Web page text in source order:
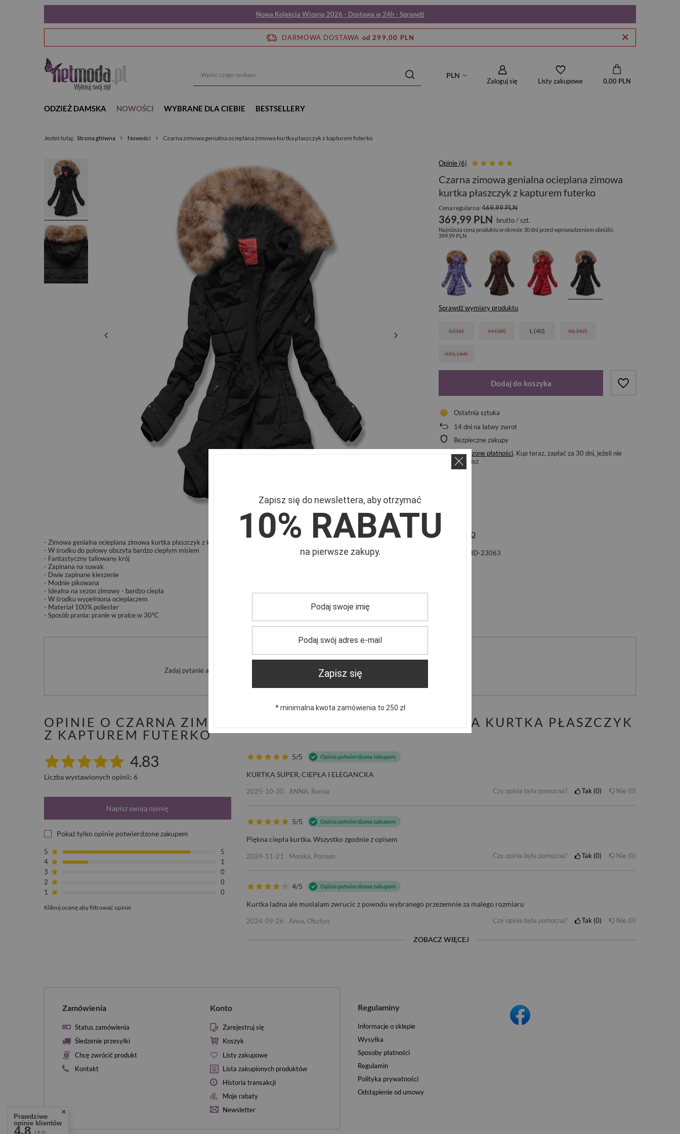
Nowa Kolekcja Wiosna 2026 - Dostawa w 24h - Sprawdź
DARMOWA DOSTAWA od 299,00 PLN
PLN
Zaloguj się Listy zakupowe 0,00 PLN
ODZIEŻ DAMSKA NOWOŚCI WYBRANE DLA CIEBIE BESTSELLERY
Jesteś tutaj: Strona główna Nowości Czarna zimowa genialna ocieplana zimowa kurtka płaszczyk z kapturem futerko
Opinie (6)
Czarna zimowa genialna ocieplana zimowa
kurtka płaszczyk z kapturem futerko
Cena regularna:469,99 PLN
369,99 PLN brutto/szt.
Najniższa cena produktu w okresie 30 dni przed wprowadzeniem obniżki:
399,99 PLN
Sprawdź wymiary produktu
S (36) M (38) L (40) XL (42)
XXL (44)
Dodaj do koszyka
Ostatnia sztuka
14dni na łatwy zwrot
Bezpieczne zakupy
Odroczone płatności. Kup teraz, zapłać za 30 dni, jeżeli nie
zwrócisz
- Zimowa genialna ocieplana zimowa kurtka płaszczyk z kapturem futerko
- W środku do połowy obszyta bardzo ciepłym misiem
- Fantastyczny taliowany krój
- Zapinana na suwak
- Dwie zapinane kieszenie
- Modnie pikowana
- Idealna na sezon zimowy - bardzo ciepła
- W środku wypełniona ocieplaczem
- Materiał 100% poliester
- Sposób prania: pranie w pralce w 30°C
Marka LHD
LHD-23063
Potrzebujesz pomocy? Masz pytania?
Zadaj pytanie a my odpowiemy niezwłocznie, najciekawsze pytania i odpowiedzi
publikując dla innych.
OPINIE O CZARNA ZIMOWA GENIALNA OCIEPLANA ZIMOWA KURTKA PŁASZCZYK
Z KAPTUREM FUTERKO
4.83
Liczba wystawionych opinii: 6
Napisz swoją opinię
Pokaż tylko opinie potwierdzone zakupem
5
5
4
1
3
0
2
0
1
0
Kliknij ocenę aby filtrować opinie
5/5 Opinia potwierdzona zakupem
KURTKA SUPER, CIEPŁA I ELEGANCKA
2025-10-30 ANNA, Rumia Czy opinia była pomocna? Tak 0 Nie 0
5/5 Opinia potwierdzona zakupem
Piękna ciepła kurtka. Wszystko zgodnie z opisem
2024-11-21 Monika, Poznan Czy opinia była pomocna? Tak 0 Nie 0
4/5 Opinia potwierdzona zakupem
Kurtka ladna ale musialam zwrucic z powodu wybranego przezemnie za malego rozmiaru
2024-09-26 Anna, Olsztyn Czy opinia była pomocna? Tak 0 Nie 0
ZOBACZ WIĘCEJ
Zamówienia
Status zamówienia
Śledzenie przesyłki
Chcę zwrócić produkt
Kontakt
Konto
Zarejestruj się
Koszyk
Listy zakupowe
Lista zakupionych produktów
Historia transakcji
Moje rabaty
Newsletter
Regulaminy
Informacje o sklepie
Wysyłka
Sposoby płatności
Regulamin
Polityka prywatności
Odstąpienie od umowy
Zapisz się do newslettera, aby otrzymać
10% RABATU
na pierwsze zakupy.
Zapisz się
* minimalna kwota zamówienia to 250 zł
Prawdziwe
opinie klientów
4.8